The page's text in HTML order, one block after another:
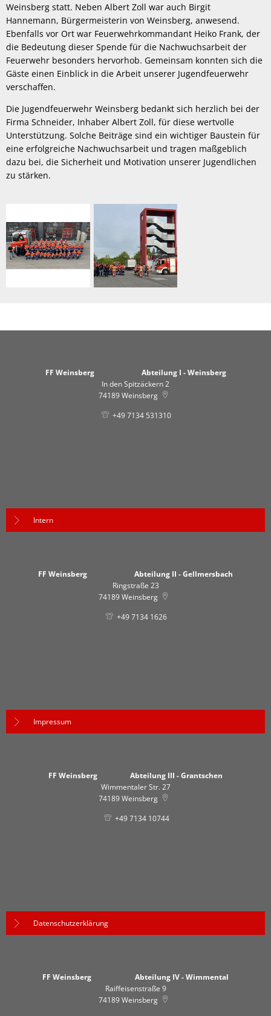
Weinsberg statt. Neben Albert Zoll war auch Birgit
Hannemann, Bürgermeisterin von Weinsberg, anwesend.
Ebenfalls vor Ort war Feuerwehrkommandant Heiko Frank, der
die Bedeutung dieser Spende für die Nachwuchsarbeit der
Feuerwehr besonders hervorhob. Gemeinsam konnten sich die
Gäste einen Einblick in die Arbeit unserer Jugendfeuerwehr
verschaffen.
Die Jugendfeuerwehr Weinsberg bedankt sich herzlich bei der
Firma Schneider, Inhaber Albert Zoll, für diese wertvolle
Unterstützung. Solche Beiträge sind ein wichtiger Baustein für
eine erfolgreiche Nachwuchsarbeit und tragen maßgeblich
dazu bei, die Sicherheit und Motivation unserer Jugendlichen
zu stärken.
FF Weinsberg Abteilung I - Weinsberg
In den Spitzäckern 2
74189Weinsberg
+49 7134 531310
Intern
FF Weinsberg Abteilung II - Gellmersbach
Ringstraße 23
74189Weinsberg
+49 7134 1626
Impressum
FF Weinsberg Abteilung III - Grantschen
Wimmentaler Str. 27
74189Weinsberg
+49 7134 10744
Datenschutzerklärung
FF Weinsberg Abteilung IV - Wimmental
Raiffeisenstraße 9
74189Weinsberg